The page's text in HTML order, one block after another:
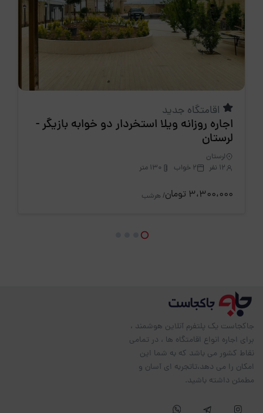
اقامتگاه جدید
اجاره روزانه ويلا استخردار دو خوابه بازیگر -
لرستان
لرستان
12 نفر
2 خواب 130 متر
3،300،000 تومان / هرشب
جاکجاست یک پلتفرم آنلاین هوشمند ،
برای اجاره انواع اقامتگاه ها ، در تمامی
نقاط کشور می باشد که به شما این
امکان را می دهد،تاتجربه ای آسان و
مطمئن داشته باشید.